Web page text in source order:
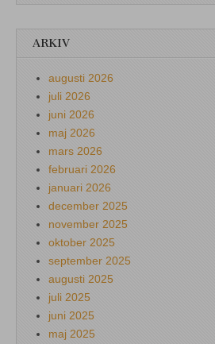
ARKIV
augusti 2026
juli 2026
juni 2026
maj 2026
mars 2026
februari 2026
januari 2026
december 2025
november 2025
oktober 2025
september 2025
augusti 2025
juli 2025
juni 2025
maj 2025